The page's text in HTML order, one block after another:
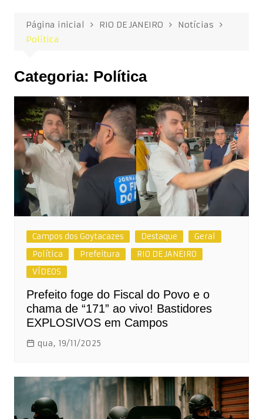
Página inicial RIO DE JANEIRO
Notícias
Política
Categoria: Política
Campos dos Goytacazes Destaque
Geral
Política
Prefeitura
RIO DE JANEIRO
VÍDEOS
Prefeito foge do Fiscal do Povo e o
chama de “171” ao vivo! Bastidores
EXPLOSIVOS em Campos
qua, 19/11/2025